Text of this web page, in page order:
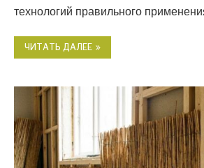
технологий правильного
ЧИТАТЬ ДАЛЕЕ